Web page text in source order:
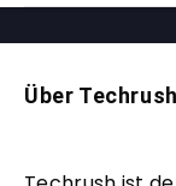
Über Techrush